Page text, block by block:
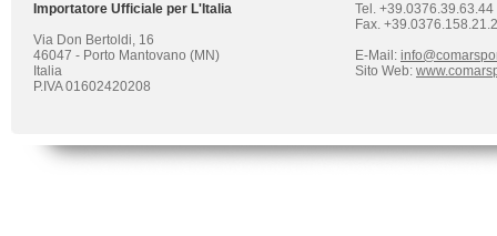
Importatore Ufficiale per L'Italia
Via Don Bertoldi, 16
46047 - Porto Mantovano (MN)
Italia
P.IVA 01602420208
Tel. +39.0376.39.63.44
Fax.
E-Mail:
Sito Web: